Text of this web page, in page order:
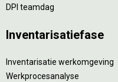
DPI teamdag
Inventarisatiefase
Inventarisatie werkomgeving
Werkprocesanalyse